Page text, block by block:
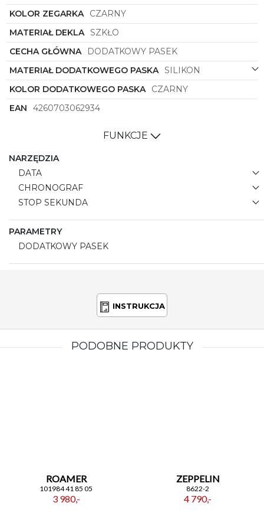
KOLOR ZEGARKA CZARNY
MATERIAŁ DEKLA SZKŁO
CECHA GŁÓWNA
DODATKOWY PASEK
MATERIAŁ DODATKOWEGO PASKA SILIKON
KOLOR DODATKOWEGO PASKA CZARNY
EAN
4260703062934
FUNKCJE
NARZĘDZIA
DATA
CHRONOGRAF
STOP SEKUNDA
PARAMETRY
DODATKOWY PASEK
INSTRUKCJA
PODOBNE PRODUKTY
ROAMER
101984 41 85 05
3 980,-
ZEPPELIN
8622-2
4 790,-